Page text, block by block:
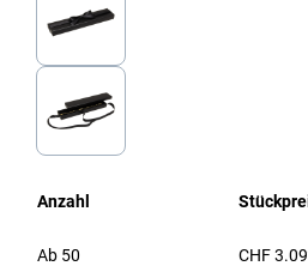
Anzahl
Ab 50 CHF